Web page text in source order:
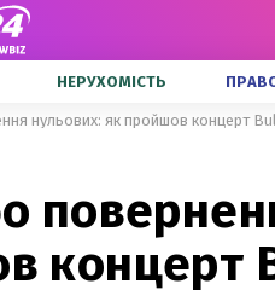
НЕРУХОМІСТЬ
нульових: як пройшов концерт
концерт